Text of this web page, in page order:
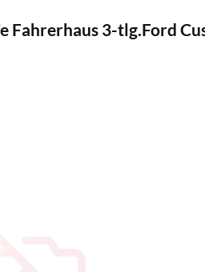
Fahrerhaus 3-tlg.Ford